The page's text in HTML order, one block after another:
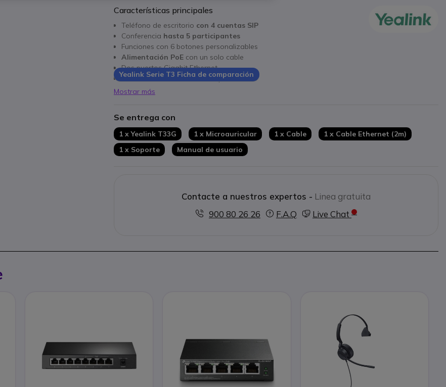
Características principales
Teléfono de escritorio con 4 cuentas SIP
Conferencia hasta 5 participantes
Funciones con 6 botones personalizables
Alimentación PoE con un solo cable
Dos puertos Gigabit Ethernet
Calidad de sonido HD Full Dúplex
Pantalla LCD 2.4'' a color
Yealink Serie T3 Ficha de comparación
Mostrar más
Se entrega con
1 x Yealink T33G 1 x Microauricular 1 x Cable
1 x Cable Ethernet (2m)
1 x Soporte
Manual de usuario
Contacte a nuestros expertos - Linea gratuita
900 80 26 26
F.A.Q Live Chat